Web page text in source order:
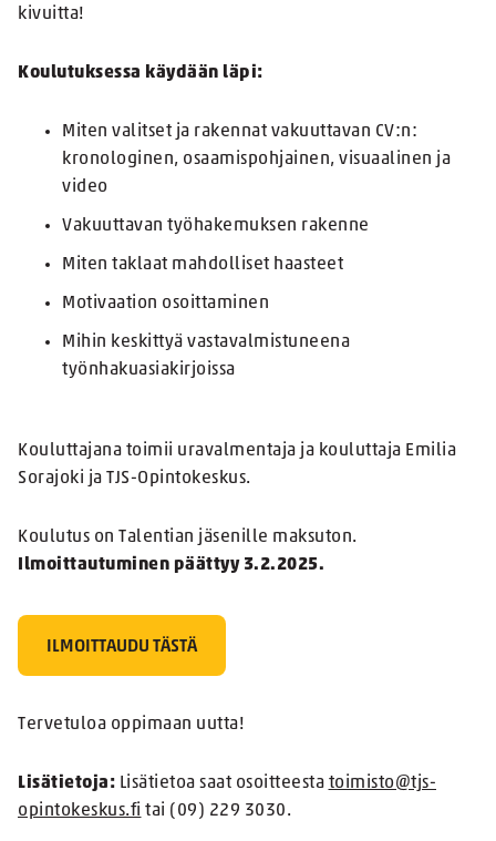
kivuitta!
Koulutuksessa käydään läpi:
Miten valitset ja rakennat vakuuttavan CV:n:
kronologinen, osaamispohjainen, visuaalinen ja
video
Vakuuttavan työhakemuksen rakenne
Miten taklaat mahdolliset haasteet
Motivaation osoittaminen
Mihin keskittyä vastavalmistuneena
työnhakuasiakirjoissa
Kouluttajana toimii uravalmentaja ja kouluttaja Emilia
Sorajoki ja TJS-Opintokeskus.
Koulutus on Talentian jäsenille maksuton.
Ilmoittautuminen päättyy 3.2.2025.
ILMOITTAUDU TÄSTÄ
Tervetuloa oppimaan uutta!
Lisätietoja: Lisätietoa saat osoitteesta toimisto@tjs-
opintokeskus.fi tai (09) 229 3030.